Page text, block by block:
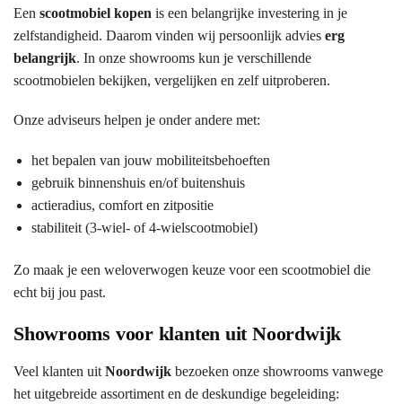
Een scootmobiel kopen is een belangrijke investering in je
zelfstandigheid. Daarom vinden wij persoonlijk advies erg
belangrijk. In onze showrooms kun je verschillende
scootmobielen bekijken, vergelijken en zelf uitproberen.
Onze adviseurs helpen je onder andere met:
het bepalen van jouw mobiliteitsbehoeften
gebruik binnenshuis en/of buitenshuis
actieradius, comfort en zitpositie
stabiliteit (3-wiel- of 4-wielscootmobiel)
Zo maak je een weloverwogen keuze voor een scootmobiel die
echt bij jou past.
Showrooms voor klanten uit Noordwijk
Veel klanten uit Noordwijk bezoeken onze showrooms vanwege
het uitgebreide assortiment en de deskundige begeleiding: